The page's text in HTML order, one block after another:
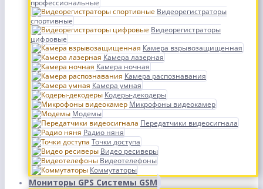
профессиональные
Видеорегистраторы
спортивные
Видеорегистраторы
цифровые
Камера взрывозащищенная
Камера лазерная
Камера ночная
Камера распознавания
Камера умная
Кодеры-декодеры
Микрофоны видеокамер
Модемы
Передатчики видеосигнала
Радио няня
Точки доступа
Видео ресиверы
Видеотелефоны
Коммутаторы
Мониторы GPS Системы GSM